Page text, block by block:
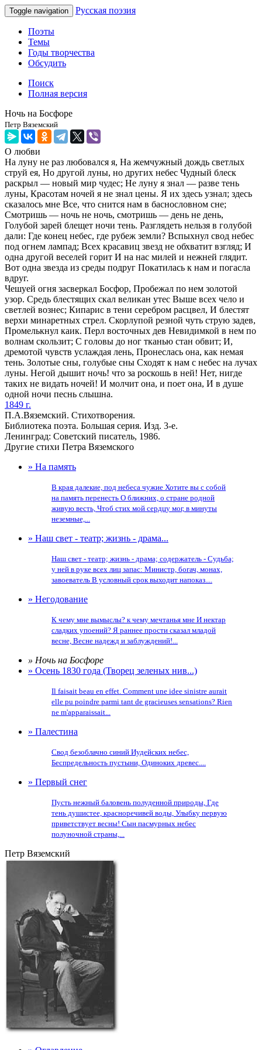
Toggle navigation Русская поэзия
Поэты
Темы
Годы творчества
Обсудить
Поиск
Полная версия
Ночь на Босфоре
Петр Вяземский
О любви
На луну не раз любовался я, На жемчужный дождь светлых
струй ея, Но другой луны, но других небес Чудный блеск
раскрыл — новый мир чудес; Не луну я знал — разве тень
луны, Красотам ночей я не знал цены. Я их здесь узнал; здесь
сказалось мне Все, что снится нам в баснословном сне;
Смотришь — ночь не ночь, смотришь — день не день,
Голубой зарей блещет ночи тень. Разглядеть нельзя в голубой
дали: Где конец небес, где рубеж земли? Вспыхнул свод небес
под огнем лампад; Всех красавиц звезд не обхватит взгляд; И
одна другой веселей горит И на нас милей и нежней глядит.
Вот одна звезда из среды подруг Покатилась к нам и погасла
вдруг.
Чешуей огня засверкал Босфор, Пробежал по нем золотой
узор. Средь блестящих скал великан утес Выше всех чело и
светлей вознес; Кипарис в тени серебром расцвел, И блестят
верхи минаретных стрел. Скорлупой резной чуть струю задев,
Промелькнул каик. Перл восточных дев Невидимкой в нем по
волнам скользит; С головы до ног тканью стан обвит; И,
дремотой чувств услаждая лень, Пронеслась она, как немая
тень. Золотые сны, голубые сны Сходят к нам с небес на лучах
луны. Негой дышит ночь! что за роскошь в ней! Нет, нигде
таких не видать ночей! И молчит она, и поет она, И в душе
одной ночи песнь слышна.
1849 г.
П.А.Вяземский. Стихотворения.
Библиотека поэта. Большая серия. Изд. 3-е.
Ленинград: Советский писатель, 1986.
Другие стихи Петра Вяземского
» На память
В края далекие, под небеса чужие Хотите вы с собой
на память перенесть О ближних, о стране родной
живую весть, Чтоб стих мой сердцу мог, в минуты
неземные,...
» Наш свет - театр; жизнь - драма...
Наш свет - театр; жизнь - драма; содержатель - Судьба;
у ней в руке всех лиц запас: Министр, богач, монах,
завоеватель В условный срок выходит напоказ....
» Негодование
К чему мне вымыслы? к чему мечтанья мне И нектар
сладких упоений? Я раннее прости сказал младой
весне, Весне надежд и заблуждений!...
» Ночь на Босфоре
» Осень 1830 года (Творец зеленых нив...)
Il faisait beau en effet. Comment une idee sinistre aurait
elle pu poindre parmi tant de gracieuses sensations? Rien
ne m'apparaissait...
» Палестина
Свод безоблачно синий Иудейских небес,
Беспредельность пустыни, Одиноких древес....
» Первый снег
Пусть нежный баловень полуденной природы, Где
тень душистее, красноречивей воды, Улыбку первую
приветствует весны! Сын пасмурных небес
полуночной страны,...
Петр Вяземский